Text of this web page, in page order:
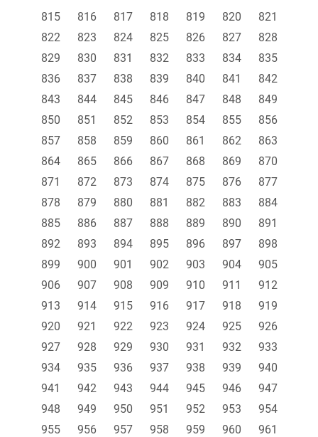
815
816 817 818 819 820
821
822
823 824 825 826 827
828
829
830 831 832 833 834
835
836
837 838 839 840 841
842
843
844 845 846 847 848
849
850
851 852 853 854 855
856
857
858 859 860 861 862
863
864
865 866 867 868 869
870
871
872 873 874 875 876
877
878
879 880 881 882 883
884
885
886 887 888 889 890
891
892
893 894 895 896 897
898
899
900 901 902 903 904
905
906
907 908 909 910 911
912
913
914 915 916 917 918
919
920
921 922 923 924 925
926
927
928 929 930 931 932
933
934
935 936 937 938 939
940
941
942 943 944 945 946
947
948
949 950 951 952 953
954
955
956 957 958 959 960
961